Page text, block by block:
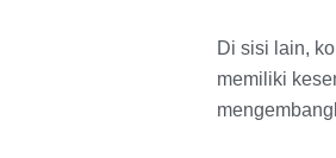
Di sisi lain,
memiliki